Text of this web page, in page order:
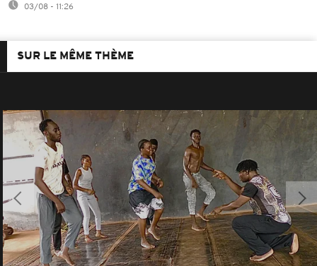
03/08 - 11:26
SUR LE MÊME THÈME